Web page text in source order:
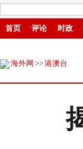
首页 评论 时政
海外网 >>港澳台